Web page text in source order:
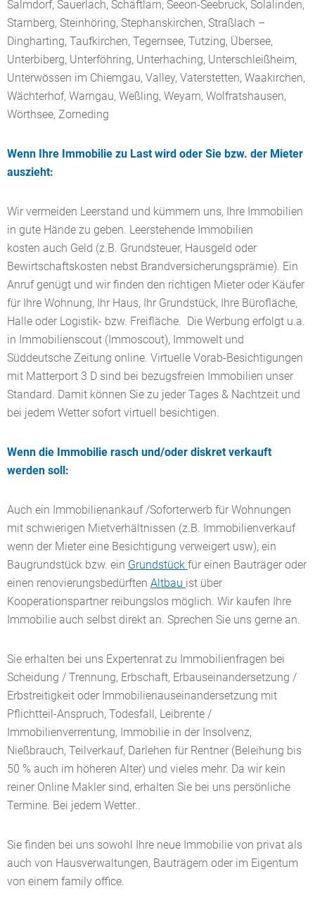
Salmdorf, Sauerlach, Schäftlarn, Seeon-Seebruck, Solalinden,
Starnberg, Steinhöring, Stephanskirchen, Straßlach –
Dingharting, Taufkirchen, Tegernsee, Tutzing, Übersee,
Unterbiberg, Unterföhring, Unterhaching, Unterschleißheim,
Unterwössen im Chiemgau, Valley, Vaterstetten, Waakirchen,
Wächterhof, Warngau, Weßling, Weyarn, Wolfratshausen,
Wörthsee, Zorneding
Wenn Ihre Immobilie zu Last wird oder Sie bzw. der Mieter
auszieht:
Wir vermeiden Leerstand und kümmern uns, Ihre Immobilien
in gute Hände zu geben. Leerstehende Immobilien
kosten auch Geld (z.B. Grundsteuer, Hausgeld oder
Bewirtschaftskosten nebst Brandversicherungsprämie). Ein
Anruf genügt und wir finden den richtigen Mieter oder Käufer
für Ihre Wohnung, Ihr Haus, Ihr Grundstück, Ihre Bürofläche,
Halle oder Logistik- bzw. Freifläche. Die Werbung erfolgt u.a.
in Immobilienscout (Immoscout), Immowelt und
Süddeutsche Zeitung online. Virtuelle Vorab-Besichtigungen
mit Matterport 3 D sind bei bezugsfreien Immobilien unser
Standard. Damit können Sie zu jeder Tages & Nachtzeit und
bei jedem Wetter sofort virtuell besichtigen.
Wenn die Immobilie rasch und/oder diskret verkauft
werden soll:
Auch ein Immobilienankauf /Soforterwerb für Wohnungen
mit schwierigen Mietverhältnissen (z.B. Immobilienverkauf
wenn der Mieter eine Besichtigung verweigert usw), ein
Baugrundstück bzw. ein Grundstück für einen Bauträger oder
einen renovierungsbedürften Altbau ist über
Kooperationspartner reibungslos möglich. Wir kaufen Ihre
Immobilie auch selbst direkt an. Sprechen Sie uns gerne an.
Sie erhalten bei uns Expertenrat zu Immobilienfragen bei
Scheidung / Trennung, Erbschaft, Erbauseinandersetzung /
Erbstreitigkeit oder Immobilienauseinandersetzung mit
Pflichtteil-Anspruch, Todesfall, Leibrente /
Immobilienverrentung, Immobilie in der Insolvenz,
Nießbrauch, Teilverkauf, Darlehen für Rentner (Beleihung bis
50 % auch im höheren Alter) und vieles mehr. Da wir kein
reiner Online Makler sind, erhalten Sie bei uns persönliche
Termine. Bei jedem Wetter..
Sie finden bei uns sowohl Ihre neue Immobilie von privat als
auch von Hausverwaltungen, Bauträgern oder im Eigentum
von einem family office.